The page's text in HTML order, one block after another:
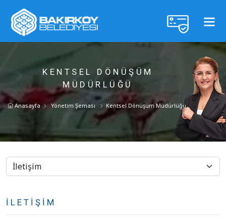
KENTSEL DÖNÜŞÜM
MÜDÜRLÜĞÜ
Anasayfa Yönetim Şeması Kentsel Dönüşüm Müdürlüğü
İLETIŞIM